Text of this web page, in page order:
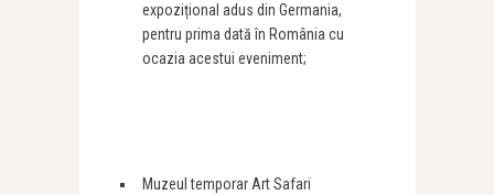
expozițional adus din Germania,
pentru prima dată în România cu
ocazia acestui eveniment;
Muzeul temporar Art Safari